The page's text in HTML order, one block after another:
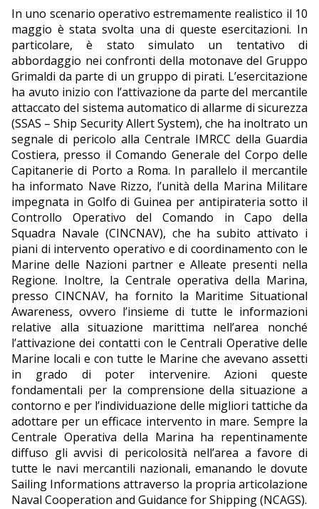
In uno scenario operativo estremamente realistico il 10
maggio è stata svolta una di queste esercitazioni. In
particolare, è stato simulato un tentativo di
abbordaggio nei confronti della motonave del Gruppo
Grimaldi da parte di un gruppo di pirati. L’esercitazione
ha avuto inizio con l’attivazione da parte del mercantile
attaccato del sistema automatico di allarme di sicurezza
(SSAS – Ship Security Allert System), che ha inoltrato un
segnale di pericolo alla Centrale IMRCC della Guardia
Costiera, presso il Comando Generale del Corpo delle
Capitanerie di Porto a Roma. In parallelo il mercantile
ha informato Nave Rizzo, l’unità della Marina Militare
impegnata in Golfo di Guinea per antipirateria sotto il
Controllo Operativo del Comando in Capo della
Squadra Navale (CINCNAV), che ha subito attivato i
piani di intervento operativo e di coordinamento con le
Marine delle Nazioni partner e Alleate presenti nella
Regione. Inoltre, la Centrale operativa della Marina,
presso CINCNAV, ha fornito la Maritime Situational
Awareness, ovvero l’insieme di tutte le informazioni
relative alla situazione marittima nell’area nonché
l’attivazione dei contatti con le Centrali Operative delle
Marine locali e con tutte le Marine che avevano assetti
in grado di poter intervenire. Azioni queste
fondamentali per la comprensione della situazione a
contorno e per l’individuazione delle migliori tattiche da
adottare per un efficace intervento in mare. Sempre la
Centrale Operativa della Marina ha repentinamente
diffuso gli avvisi di pericolosità nell’area a favore di
tutte le navi mercantili nazionali, emanando le dovute
Sailing Informations attraverso la propria articolazione
Naval Cooperation and Guidance for Shipping (NCAGS).